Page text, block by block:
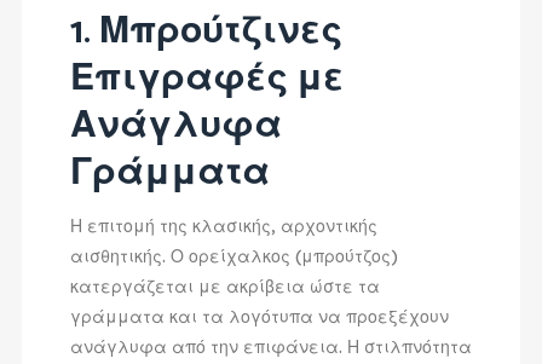
1. Μπρούτζινες
Επιγραφές με
Ανάγλυφα
Γράμματα
Η επιτομή της κλασικής, αρχοντικής
αισθητικής. Ο ορείχαλκος (μπρούτζος)
κατεργάζεται με ακρίβεια ώστε τα
γράμματα και τα λογότυπα να προεξέχουν
ανάγλυφα από την επιφάνεια. Η στιλπνότητα